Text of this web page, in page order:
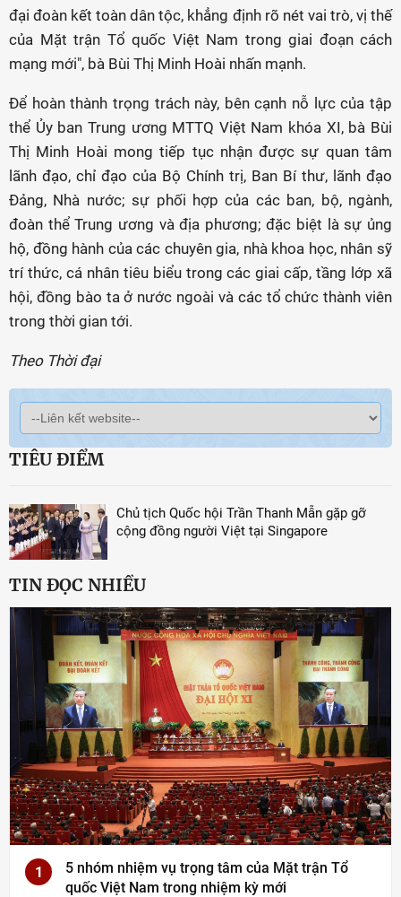
đại đoàn kết toàn dân tộc, khẳng định rõ nét vai trò, vị thế
của Mặt trận Tổ quốc Việt Nam trong giai đoạn cách
mạng mới", bà Bùi Thị Minh Hoài nhấn mạnh.
Để hoàn thành trọng trách này, bên cạnh nỗ lực của tập
thể Ủy ban Trung ương MTTQ Việt Nam khóa XI, bà Bùi
Thị Minh Hoài mong tiếp tục nhận được sự quan tâm
lãnh đạo, chỉ đạo của Bộ Chính trị, Ban Bí thư, lãnh đạo
Đảng, Nhà nước; sự phối hợp của các ban, bộ, ngành,
đoàn thể Trung ương và địa phương; đặc biệt là sự ủng
hộ, đồng hành của các chuyên gia, nhà khoa học, nhân sỹ
trí thức, cá nhân tiêu biểu trong các giai cấp, tầng lớp xã
hội, đồng bào ta ở nước ngoài và các tổ chức thành viên
trong thời gian tới.
Theo Thời đại
TIÊU ĐIỂM
Chủ tịch Quốc hội Trần Thanh Mẫn gặp gỡ
cộng đồng người Việt tại Singapore
TIN ĐỌC NHIỀU
1
5 nhóm nhiệm vụ trọng tâm của Mặt trận Tổ
quốc Việt Nam trong nhiệm kỳ mới